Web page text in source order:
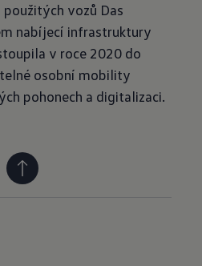
vozů Das
nabíjecí infrastruktury
v roce 2020 do
osobní mobility
pohonech a digitalizaci.